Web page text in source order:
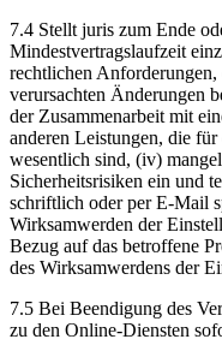
7.4 Stellt juris zum Ende
Mindestvertragslaufzeit
rechtlichen
verursachten Änderungen
der Zusammenarbeit mit
anderen Leistungen, die
wesentlich sind, (iv)
Sicherheitsrisiken ein und
schriftlich oder per E-Mail
Wirksamwerden der
Bezug auf das betroffene
des Wirksamwerdens der
7.5 Bei Beendigung des
zu den Online-Diensten